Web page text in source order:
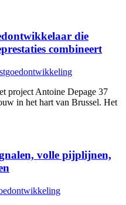
die
combineert
project Antoine Depage 37
in het hart van Brussel. Het
volle pijplijnen,